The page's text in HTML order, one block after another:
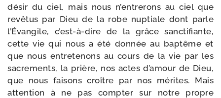
désir du ciel, mais nous n’entrerons au ciel que
revê­tus par Dieu de la robe nup­tiale dont parle
l’Évangile, c’est-à-dire de la grâce sanc­ti­fiante,
cette vie qui nous a été don­née au bap­tême et
que nous entre­te­nons au cours de la vie par les
sacre­ments, la prière, nos actes d’amour de Dieu,
que nous fai­sons croître par nos mérites. Mais
atten­tion à ne pas comp­ter sur notre propre